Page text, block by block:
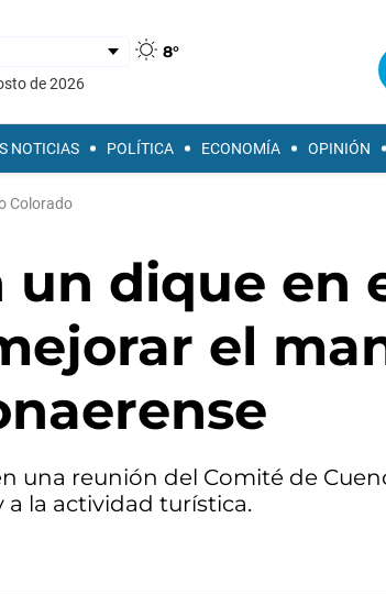
8°
de 2026
NOTICIAS POLÍTICA ECONOMÍA OPINIÓN
Colorado
un dique en
el
una reunión del Comité de
a la actividad turística.